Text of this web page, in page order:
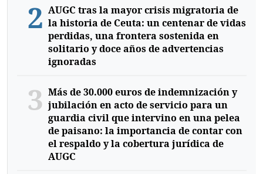
2 AUGC tras la mayor crisis migratoria de
la historia de Ceuta: un centenar de vidas
perdidas, una frontera sostenida en
solitario y doce años de advertencias
ignoradas
3 Más de 30.000 euros de indemnización y
jubilación en acto de servicio para un
guardia civil que intervino en una pelea
de paisano: la importancia de contar con
el respaldo y la cobertura jurídica de
AUGC